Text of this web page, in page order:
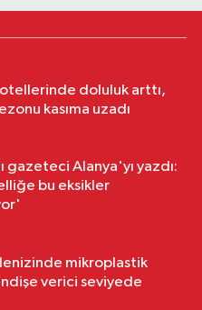
doluluk arttı,
kasıma uzadı
gazeteci Alanya'yı yazdı:
bu eksikler
mikroplastik
verici seviyede